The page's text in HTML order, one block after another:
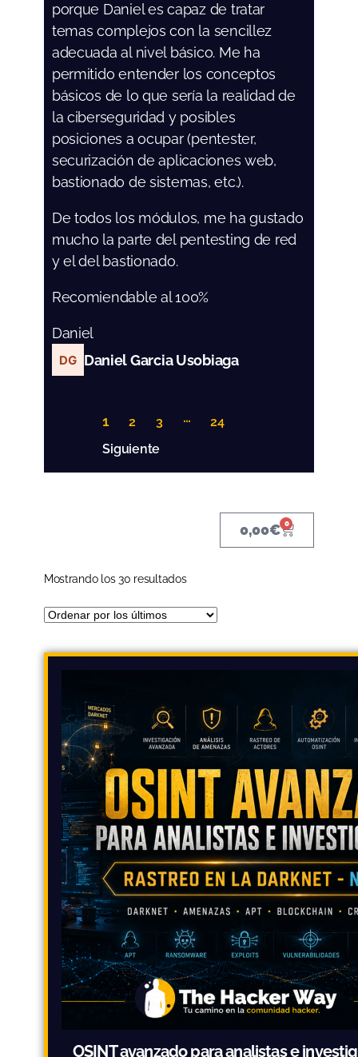
porque Daniel es capaz de tratar
temas complejos con la sencillez
adecuada al nivel básico. Me ha
permitido entender los conceptos
básicos de lo que sería la realidad de
la ciberseguridad y posibles
posiciones a ocupar (pentester,
securización de aplicaciones web,
bastionado de sistemas, etc.).
De todos los módulos, me ha gustado
mucho la parte del pentesting de red
y el del bastionado.
Recomiendable al 100%
Daniel
Daniel Garcia Usobiaga
1 2 3 …
24
Siguiente
0,00€ 0
Mostrando los 30 resultados
OSINT avanzado para analistas e